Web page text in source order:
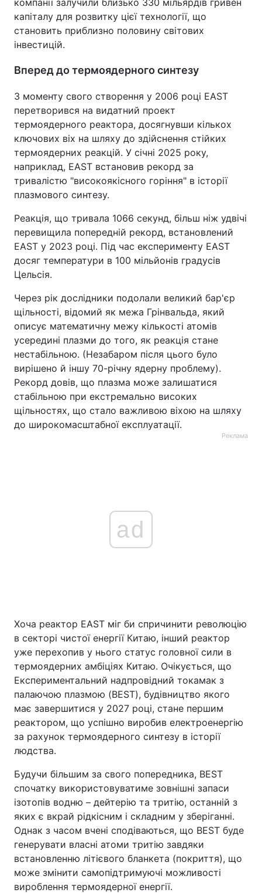
компанії залучили близько 330 мільярдів гривен
капіталу для розвитку цієї технології, що
становить приблизно половину світових
інвестицій.
Вперед до термоядерного синтезу
З моменту свого створення у 2006 році EAST
перетворився на видатний проект
термоядерного реактора, досягнувши кількох
ключових віх на шляху до здійснення стійких
термоядерних реакцій. У січні 2025 року,
наприклад, EAST встановив рекорд за
тривалістю "високоякісного горіння" в історії
плазмового синтезу.
Реакція, що тривала 1066 секунд, більш ніж удвічі
перевищила попередній рекорд, встановлений
EAST у 2023 році. Під час експерименту EAST
досяг температури в 100 мільйонів градусів
Цельсія.
Через рік дослідники подолали великий бар'єр
щільності, відомий як межа Грінвальда, який
описує математичну межу кількості атомів
усередині плазми до того, як реакція стане
нестабільною. (Незабаром після цього було
вирішено й іншу 70-річну ядерну проблему).
Рекорд довів, що плазма може залишатися
стабільною при екстремально високих
щільностях, що стало важливою віхою на шляху
до широкомасштабної експлуатації.
Реклама
ad
Хоча реактор EAST міг би спричинити революцію
в секторі чистої енергії Китаю, інший реактор
уже перехопив у нього статус головної сили в
термоядерних амбіціях Китаю. Очікується, що
Експериментальний надпровідний токамак з
палаючою плазмою (BEST), будівництво якого
має завершитися у 2027 році, стане першим
реактором, що успішно виробив електроенергію
за рахунок термоядерного синтезу в історії
людства.
Будучи більшим за свого попередника, BEST
спочатку використовуватиме зовнішні запаси
ізотопів водню – дейтерію та тритію, останній з
яких є вкрай рідкісним і складним у зберіганні.
Однак з часом вчені сподіваються, що BEST буде
генерувати власні атоми тритію завдяки
встановленню літієвого бланкета (покриття), що
може змінити самопідтримуючі можливості
вироблення термоядерної енергії.